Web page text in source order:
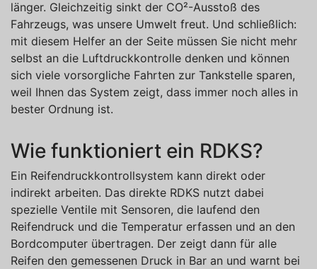
länger. Gleichzeitig sinkt der CO²-Ausstoß des
Fahrzeugs, was unsere Umwelt freut. Und schließlich:
mit diesem Helfer an der Seite müssen Sie nicht mehr
selbst an die Luftdruckkontrolle denken und können
sich viele vorsorgliche Fahrten zur Tankstelle sparen,
weil Ihnen das System zeigt, dass immer noch alles in
bester Ordnung ist.
Wie funktioniert ein RDKS?
Ein Reifendruckkontrollsystem kann direkt oder
indirekt arbeiten. Das direkte RDKS nutzt dabei
spezielle Ventile mit Sensoren, die laufend den
Reifendruck und die Temperatur erfassen und an den
Bordcomputer übertragen. Der zeigt dann für alle
Reifen den gemessenen Druck in Bar an und warnt bei